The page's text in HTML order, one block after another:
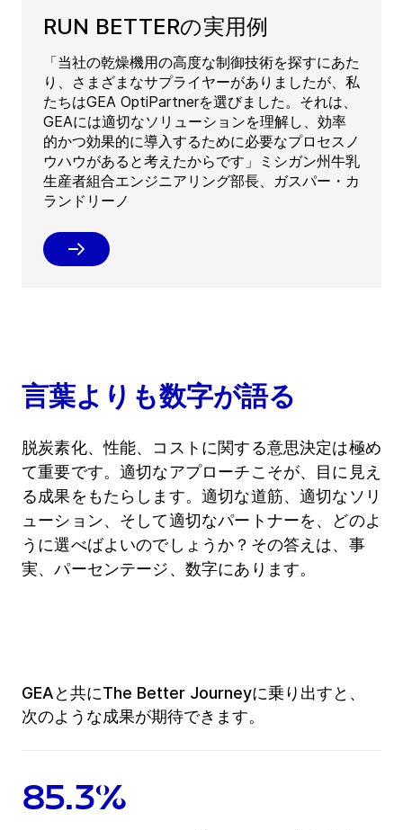
RUN BETTERの実用例
「当社の乾燥機用の高度な制御技術を探すにあた
り、さまざまなサプライヤーがありましたが、私
たちはGEA OptiPartnerを選びました。それは、
GEAには適切なソリューションを理解し、効率
的かつ効果的に導入するために必要なプロセスノ
ウハウがあると考えたからです」ミシガン州牛乳
生産者組合エンジニアリング部長、ガスパー・カ
ランドリーノ
言葉よりも数字が語る
脱炭素化、性能、コストに関する意思決定は極め
て重要です。適切なアプローチこそが、目に見え
る成果をもたらします。適切な道筋、適切なソリ
ューション、そして適切なパートナーを、どのよ
うに選べばよいのでしょうか？その答えは、事
実、パーセンテージ、数字にあります。
GEAと共にThe Better Journeyに乗り出すと、
次のような成果が期待できます。
85.3%